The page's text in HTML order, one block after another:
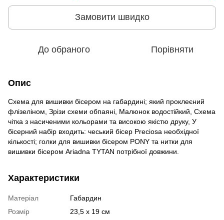
Замовити швидко
До обраного Порівняти
Опис
Схема для вишивки бісером на габардині; який проклеєний
флізеліном, Зрізи схеми обпаяні, Малюнок водостійкий, Схема
чітка з насиченими кольорами та високою якістю друку, У
бісерний набір входить: чеський бісер Preciosa необхідної
кількості; голки для вишивки бісером PONY та нитки для
вишивки бісером Ariadna TYTAN потрібної довжини.
Характеристики
Матеріал
Габардин
Розмір
23,5 х 19 см